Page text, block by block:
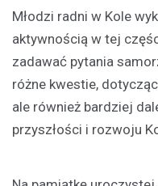
Młodzi radni w Kole
aktywnością w tej
zadawać pytania
różne kwestie,
ale również bardziej
przyszłości i rozwoju